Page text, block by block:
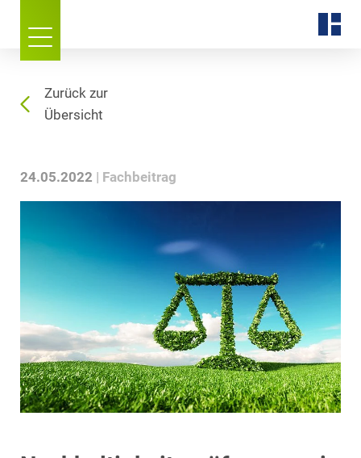
Zurück zur
Übersicht
24.05.2022 Fachbeitrag